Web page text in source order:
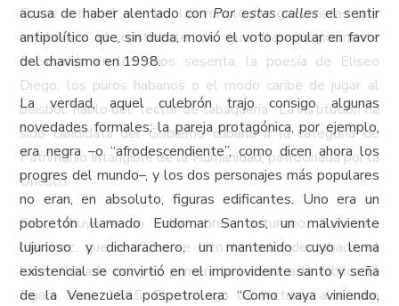
Cosas como el mambo, las mitologías guevaristas que
sembraron el continente de guerrillas trágicamente
fracasadas en los años sesenta, la poesía de Eliseo
Diego, los puros habanos o el modo caribe de jugar al
béisbol: hablo del “lector de tabaquería”. La institución ha
sido candidata del Gobierno cubano a la categoría de
Patrimonio Intangible de la Humanidad, patrocinada por la
Unesco.
Se atribuye a un líder obrero asturiano, Saturnino
Martínez, que en Cuba se hizo torcedor de tabaco, el
haber llevado por vez primera la lectura a la fábrica El
Fígaro, hacia 1865. El catálogo de lecturas alternaba
acusa de haber alentado conPor estas callesel sentir
antipolítico que, sin duda, movió el voto popular en favor
del chavismo en 1998.
La verdad, aquel culebrón trajo consigo algunas
novedades formales: la pareja protagónica, por ejemplo,
era negra –o “afrodescendiente”, como dicen ahora los
progres del mundo–, y los dos personajes más populares
no eran, en absoluto, figuras edificantes. Uno era un
pobretón llamado Eudomar Santos, un malviviente
lujurioso y dicharachero, un mantenido cuyo lema
existencial se convirtió en el improvidente santo y seña
de la Venezuela pospetrolera: “Como vaya viniendo,